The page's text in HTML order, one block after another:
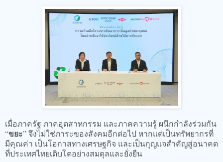
เมื่อภาครัฐ ภาคอุตสาหกรรม และภาคความรู้ ผนึกกำลังร่วมกัน
“ขยะ” จึงไม่ใช่ภาระของสังคมอีกต่อไป หากแต่เป็นทรัพยากรที่
มีคุณค่า เป็นโอกาสทางเศรษฐกิจ และเป็นกุญแจสำคัญสู่อนาคต
ที่ประเทศไทยเติบโตอย่างสมดุลและยั่งยืน